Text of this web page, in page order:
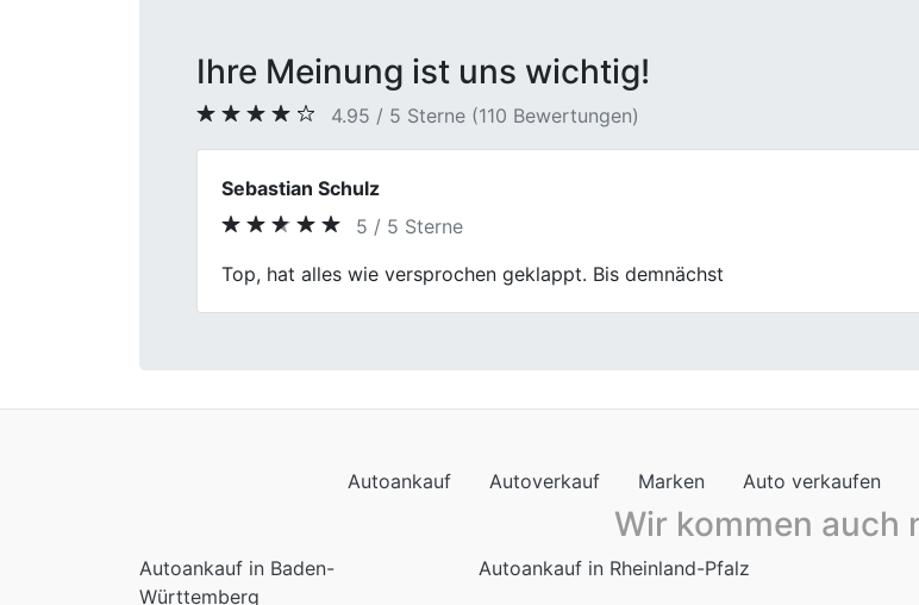
Ihre Meinung ist uns wichtig!
4.95 / 5 Sterne (110 Bewertungen)
Herr Fuchs
5 / 5 Sterne
Habe mich von Anfang an gut aufgehoben gefühlt. Danke für die tolle
Autoankauf Autoverkauf Marken Auto verkaufen
Wir kommen auch
Autoankauf in Baden-
Württemberg
Autoankauf in Rheinland-Pfalz